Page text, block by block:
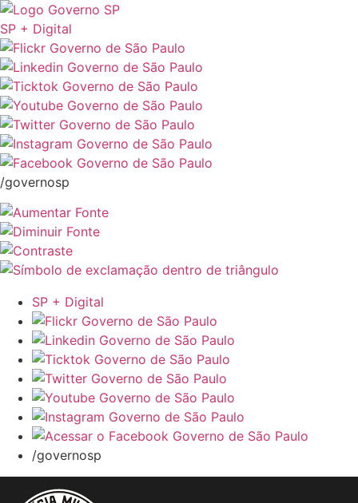
SP + Digital
/governosp
SP + Digital
/governosp